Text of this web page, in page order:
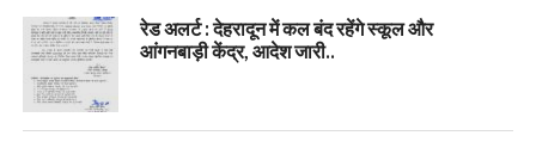
रेड अलर्ट : देहरादून में कल बंद रहेंगे स्कूल और
आंगनबाड़ी केंद्र, आदेश जारी..